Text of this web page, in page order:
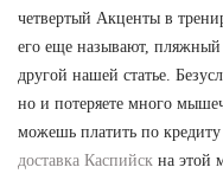
четвертый Акценты в
его еще называют,
другой нашей статье.
но и потеряете много
можешь платить по
доставка Каспийск на этой